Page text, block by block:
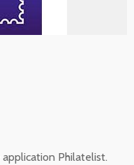
Philatelist.